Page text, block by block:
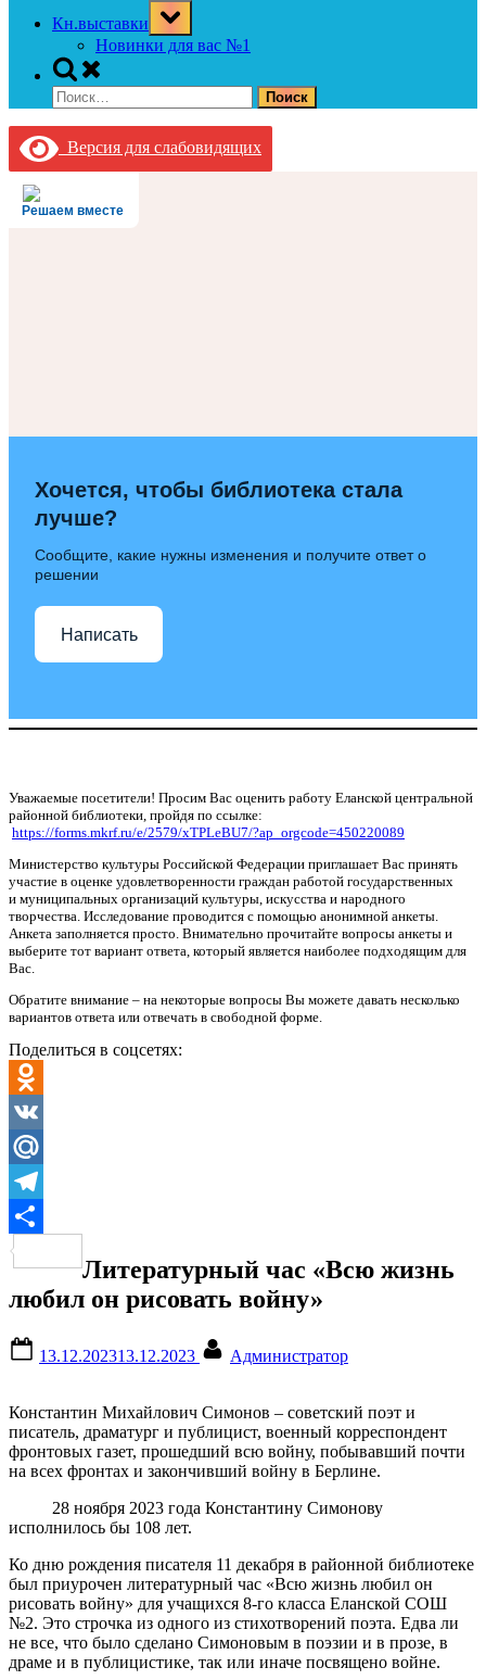
Кн.выставки
Toggle
sub-
menu
Новинки для вас №1
Toggle
search
form
Найти:
Версия для слабовидящих
Решаем вместе
Хочется, чтобы библиотека стала
лучше?
Сообщите, какие нужны изменения и получите ответ о
решении
Написать
Уважаемые посетители! Просим Вас оценить работу Еланской центральной
районной библиотеки, пройдя по ссылке:
https://forms.mkrf.ru/e/2579/xTPLeBU7/?ap_orgcode=450220089
Министерство культуры Российской Федерации приглашает Вас принять
участие в оценке удовлетворенности граждан работой государственных
и муниципальных организаций культуры, искусства и народного
творчества. Исследование проводится с помощью анонимной анкеты.
Анкета заполняется просто. Внимательно прочитайте вопросы анкеты и
выберите тот вариант ответа, который является наиболее подходящим для
Вас.
Обратите внимание – на некоторые вопросы Вы можете давать несколько
вариантов ответа или отвечать в свободной форме.
Поделиться в соцсетях:
Odnoklassniki
VK
Mail.Ru
Telegram
Литературный час «Всю жизнь
любил он рисовать войну»
on
13.12.202313.12.2023 Администратор
Константин Михайлович Симонов – советский поэт и
писатель, драматург и публицист, военный корреспондент
фронтовых газет, прошедший всю войну, побывавший почти
на всех фронтах и закончивший войну в Берлине.
28 ноября 2023 года Константину Симонову
исполнилось бы 108 лет.
Ко дню рождения писателя 11 декабря в районной библиотеке
был приурочен литературный час «Всю жизнь любил он
рисовать войну» для учащихся 8-го класса Еланской СОШ
№2. Это строчка из одного из стихотворений поэта. Едва ли
не все, что было сделано Симоновым в поэзии и в прозе, в
драме и в публицистике, так или иначе посвящено войне.